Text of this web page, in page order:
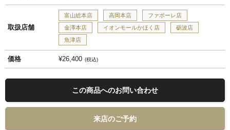
取扱店舗
富山総本店 高岡本店
ファボーレ店
金澤本店
イオンモールかほく店
砺波店
魚津店
価格 ¥26,400 税込
この商品へのお問い合わせ
来店のご予約